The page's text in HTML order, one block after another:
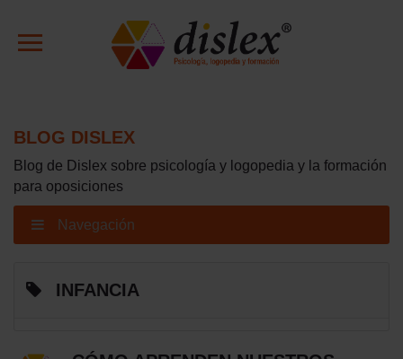
BLOG DISLEX
Blog de Dislex sobre psicología y logopedia y la formación
para oposiciones
Navegación
INFANCIA